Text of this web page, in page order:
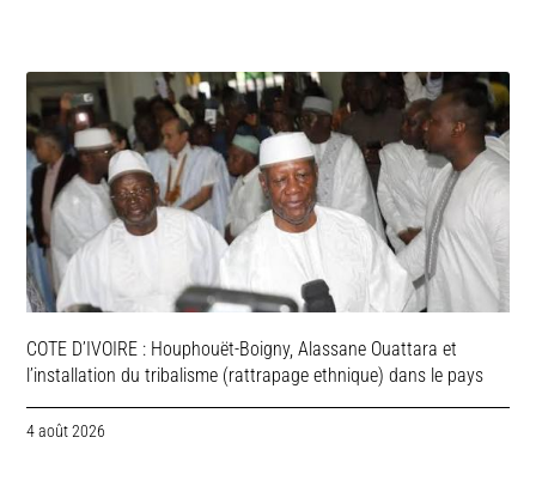
COTE D’IVOIRE : Houphouët-Boigny, Alassane Ouattara et
l’installation du tribalisme (rattrapage ethnique) dans le pays
4 août 2026